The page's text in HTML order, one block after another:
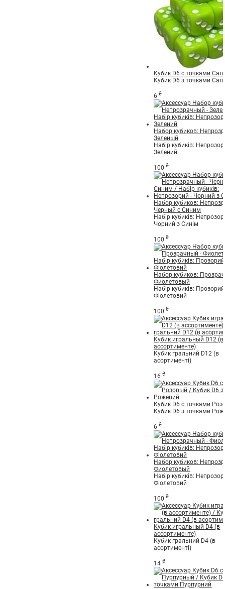
Кубик D6 с точками
Кубик D6 з точками
6₴
Набор кубиков:
Зеленый
Набір кубиків:
Зелений
100₴
Набор кубиков:
Черный с Синим
Набір кубиків:
Чорний з Синім
100₴
Набор кубиков:
Фиолетовый
Набір кубиків:
Фіолетовий
100₴
Кубик игральный D12 (в
ассортименте)
Кубик гральний D12 (в
асортименті)
16₴
Кубик D6 с точками
Кубик D6 з точками
6₴
Набор кубиков:
Фиолетовый
Набір кубиків:
Фіолетовий
100₴
Кубик игральный D4 (в
ассортименте)
Кубик гральний D4 (в
асортименті)
14₴